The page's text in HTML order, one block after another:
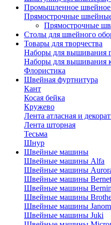
Промышленное швейное
Прямострочные
Прямострочные
Столы для швейного
Товары для творчества
Наборы для вышивания
Наборы для вышивания
Флористика
Швейная фуртнитура
Кант
Косая бейка
Кружево
Лента aтласная и
Лента шторная
Тесьма
Шнур
Швейные машины
Швейные машины Alfa
Швейные машины
Швейные машины
Швейные машины
Швейные машины
Швейные машины
Швейные машины Juki